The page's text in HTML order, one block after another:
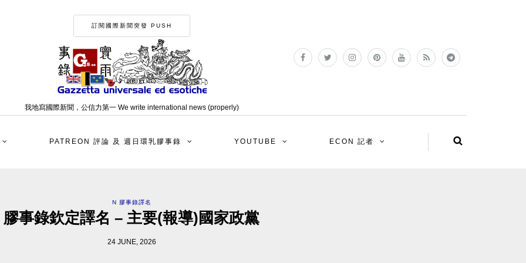
訂閱國際新聞突發 PUSH
我地寫國際新聞，公信力第一 We write international news (properly)
PATREON 評論 及 週日環乳膠事錄 YOUTUBE ECON 記者
N 膠事錄譯名
膠事錄欽定譯名 – 主要(報導)國家政黨
24 JUNE, 2026